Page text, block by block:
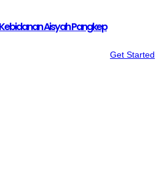
Aisyah Pangkep
Get Started